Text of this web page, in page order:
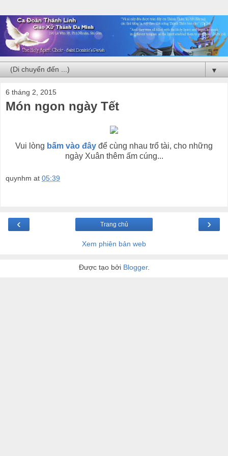
▼
6 tháng 2, 2015
Món ngon ngày Tết
Vui lòng bấm vào đây để cùng nhau trổ tài, cho những
ngày Xuân thêm ấm cúng...
quynhm at 05:39
‹ ›
Trang chủ
Xem phiên bản web
Được tạo bởi Blogger.